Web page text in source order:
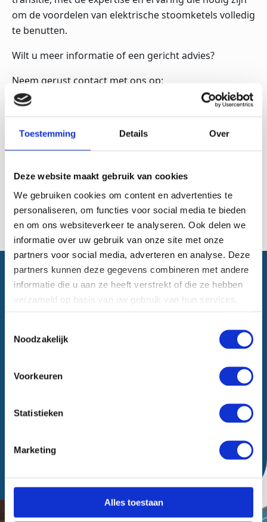
Toestemming Details Over
Deze website maakt gebruik van cookies
We gebruiken cookies om content en advertenties te
personaliseren, om functies voor social media te bieden
en om ons websiteverkeer te analyseren. Ook delen we
informatie over uw gebruik van onze site met onze
partners voor social media, adverteren en analyse. Deze
partners kunnen deze gegevens combineren met andere
informatie die u aan ze heeft verstrekt of die ze hebben
verzameld op basis van uw gebruik van hun services.
Noodzakelijk
Voorkeuren
Statistieken
Marketing
Alles toestaan
om de voordelen van elektrische stoomketels volledig
te benutten.
Wilt u meer informatie of een gericht advies?
Neem gerust contact met ons op:
info@scharfftechniek.nl
Inhoudsopgave
There are no headings in this document.
Vragen? Stuur ons een bericht